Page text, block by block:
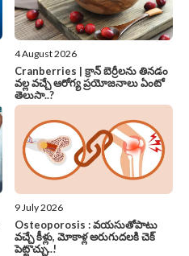
4 August 2026
Cranberries | క్రాన్ బెర్రీల‌ను తిన‌డం
వ‌ల్ల వచ్చే ఆరోగ్య ప్రయోజనాలు ఏంటో
తెలుసా..?
9 July 2026
Osteoporosis : వయసుతోపాటు
వచ్చే కీళ్లు, మోకాళ్ల అరుగుదలకి చెక్
పెట్టొచ్చు..!